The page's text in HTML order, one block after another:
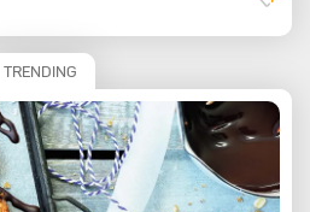
TRENDING